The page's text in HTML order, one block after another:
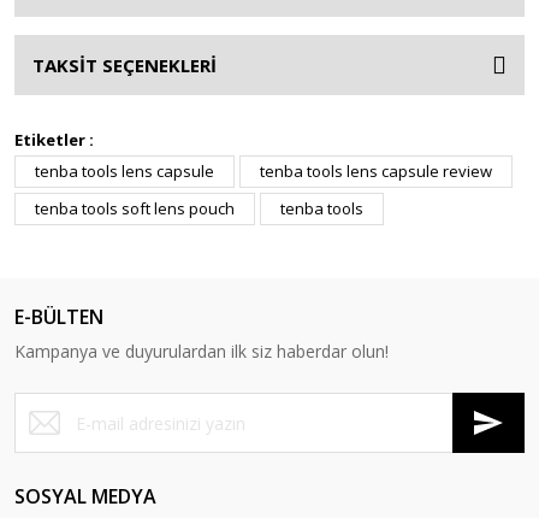
TAKSİT SEÇENEKLERİ
Etiketler :
tenba tools lens capsule
tenba tools lens capsule review
tenba tools soft lens pouch
tenba tools
E-BÜLTEN
Kampanya ve duyurulardan ilk siz haberdar olun!
SOSYAL MEDYA